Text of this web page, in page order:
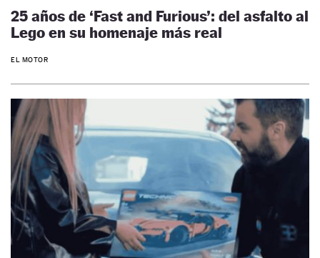
25 años de ‘Fast and Furious’: del asfalto al
Lego en su homenaje más real
EL MOTOR